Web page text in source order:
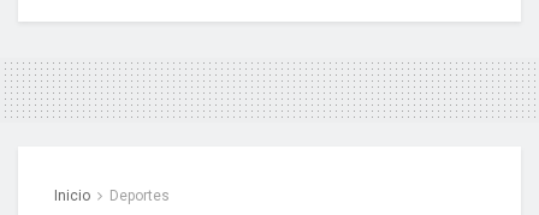
Inicio Deportes